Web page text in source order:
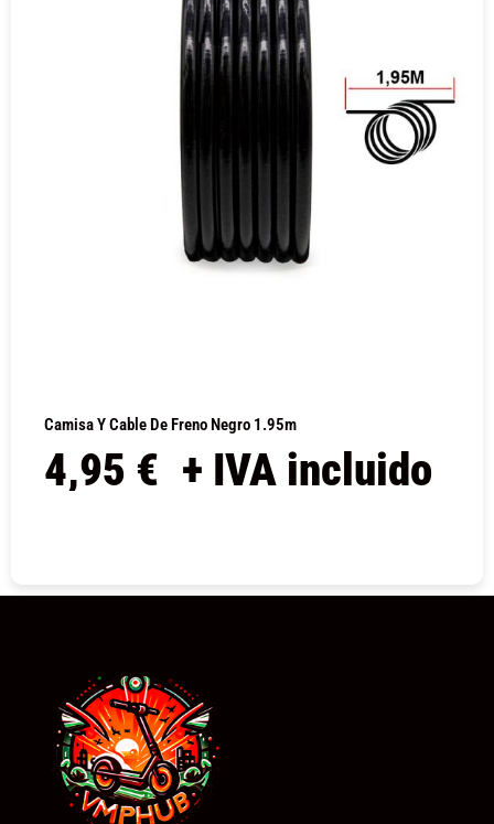
Camisa Y Cable De Freno Negro 1.95m
4,95 € + IVA incluido